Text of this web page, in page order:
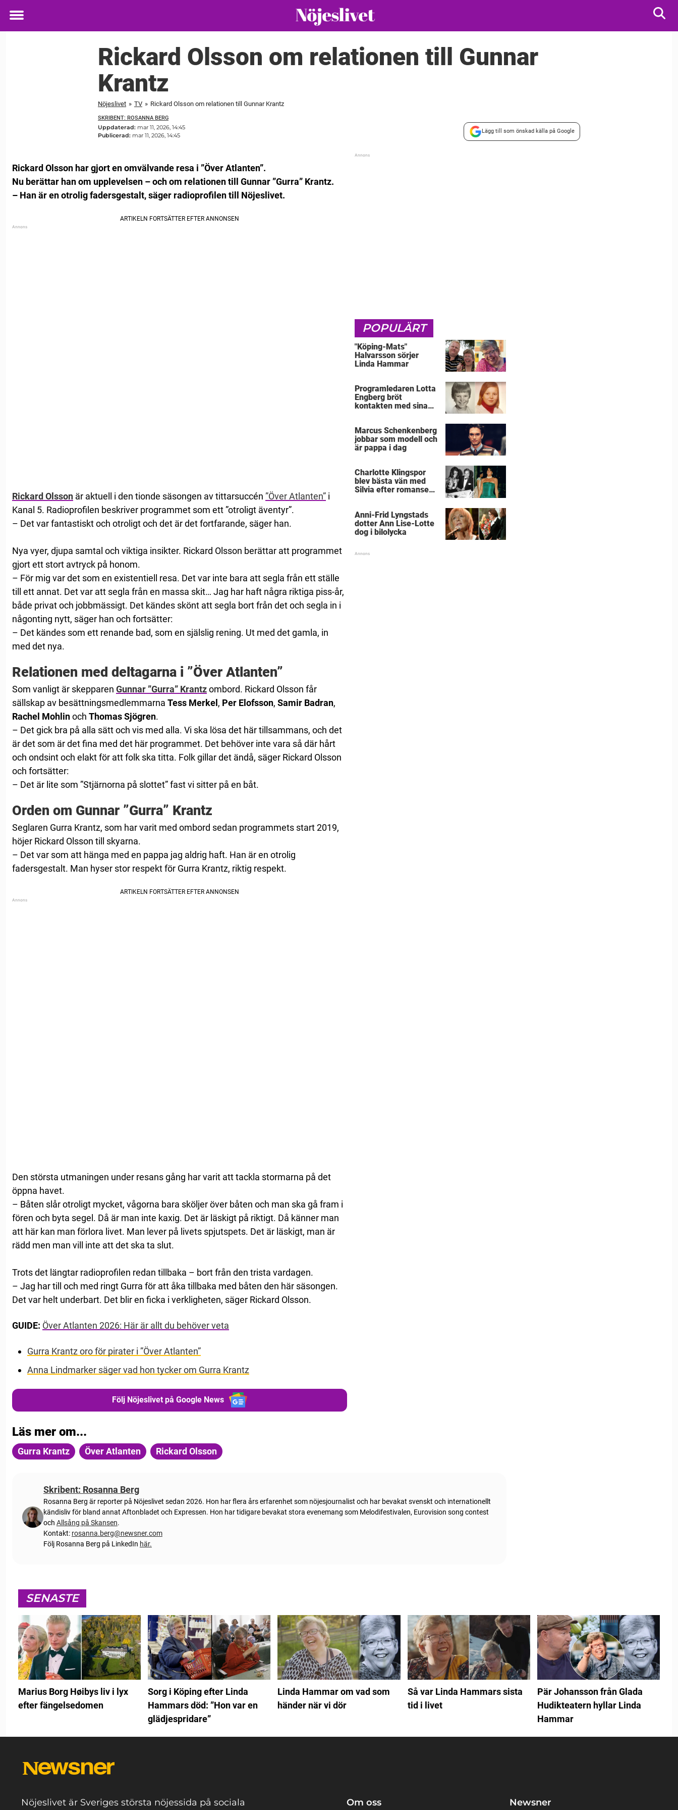
Toggle
Rickard Olsson om relationen till Gunnar
Krantz
Nöjeslivet » TV » Rickard Olsson om relationen till Gunnar Krantz
SKRIBENT: ROSANNA BERG
Uppdaterad: mar 11, 2026, 14:45
Publicerad: mar 11, 2026, 14:45
Lägg till som önskad källa på Google
Rickard Olsson har gjort en omvälvande resa i ”Över Atlanten”.
Nu berättar han om upplevelsen – och om relationen till Gunnar ”Gurra” Krantz.
– Han är en otrolig fadersgestalt, säger radioprofilen till Nöjeslivet.
Rickard Olsson är aktuell i den tionde säsongen av tittarsuccén ”Över Atlanten” i
Kanal 5. Radioprofilen beskriver programmet som ett ”otroligt äventyr”.
– Det var fantastiskt och otroligt och det är det fortfarande, säger han.
Nya vyer, djupa samtal och viktiga insikter. Rickard Olsson berättar att programmet
gjort ett stort avtryck på honom.
– För mig var det som en existentiell resa. Det var inte bara att segla från ett ställe
till ett annat. Det var att segla från en massa skit… Jag har haft några riktiga piss-år,
både privat och jobbmässigt. Det kändes skönt att segla bort från det och segla in i
någonting nytt, säger han och fortsätter:
– Det kändes som ett renande bad, som en själslig rening. Ut med det gamla, in
med det nya.
Relationen med deltagarna i ”Över Atlanten”
Som vanligt är skepparen Gunnar ”Gurra” Krantzombord. Rickard Olsson får
sällskap av besättningsmedlemmarna Tess Merkel , Per Elofsson, Samir Badran,
Rachel Mohlinoch Thomas Sjögren.
– Det gick bra på alla sätt och vis med alla. Vi ska lösa det här tillsammans, och det
är det som är det fina med det här programmet. Det behöver inte vara så där hårt
och ondsint och elakt för att folk ska titta. Folk gillar det ändå, säger Rickard Olsson
och fortsätter:
– Det är lite som ”Stjärnorna på slottet” fast vi sitter på en båt.
Orden om Gunnar ”Gurra” Krantz
Seglaren Gurra Krantz, som har varit med ombord sedan programmets start 2019,
höjer Rickard Olsson till skyarna.
– Det var som att hänga med en pappa jag aldrig haft. Han är en otrolig
fadersgestalt. Man hyser stor respekt för Gurra Krantz, riktig respekt.
Den största utmaningen under resans gång har varit att tackla stormarna på det
öppna havet.
– Båten slår otroligt mycket, vågorna bara sköljer över båten och man ska gå fram i
fören och byta segel. Då är man inte kaxig. Det är läskigt på riktigt. Då känner man
att här kan man förlora livet. Man lever på livets spjutspets. Det är läskigt, man är
rädd men man vill inte att det ska ta slut.
Trots det längtar radioprofilen redan tillbaka – bort från den trista vardagen.
– Jag har till och med ringt Gurra för att åka tillbaka med båten den här säsongen.
Det var helt underbart. Det blir en ficka i verkligheten, säger Rickard Olsson.
GUIDE: Över Atlanten 2026: Här är allt du behöver veta
Gurra Krantz oro för pirater i ”Över Atlanten”
Anna Lindmarker säger vad hon tycker om Gurra Krantz
Följ Nöjeslivet på Google News
POPULÄRT
"Köping-Mats"
Halvarsson sörjer
Linda Hammar
Programledaren Lotta
Engberg bröt
kontakten med sina
Marcus Schenkenberg
jobbar som modell och
är pappa i dag
Charlotte Klingspor
blev bästa vän med
Silvia efter romansen
Anni-Frid Lyngstads
dotter Ann Lise-Lotte
dog i bilolycka
Läs mer om...
Gurra Krantz Över Atlanten Rickard Olsson
Skribent: Rosanna Berg
Rosanna Berg är reporter på Nöjeslivet sedan 2026. Hon har flera års erfarenhet som nöjesjournalist och har bevakat svenskt och internationellt
kändisliv för bland annat Aftonbladet och Expressen. Hon har tidigare bevakat stora evenemang som Melodifestivalen, Eurovision song contest
och Allsång på Skansen.
Kontakt: rosanna.berg@newsner.com
Följ Rosanna Berg på LinkedIn här.
SENASTE
Marius Borg Høibys liv i lyx
efter fängelsedomen
Sorg i Köping efter Linda
Hammars död: ”Hon var en
glädjespridare”
Linda Hammar om vad som
händer när vi dör
Så var Linda Hammars sista
tid i livet
Pär Johansson från Glada
Hudikteatern hyllar Linda
Hammar
Nöjeslivet är Sveriges största nöjessida på sociala Om oss Newsner